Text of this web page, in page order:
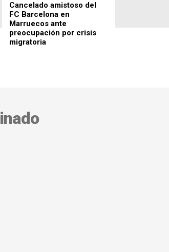
Cancelado amistoso del
FC Barcelona en
Marruecos ante
preocupación por crisis
migratoria